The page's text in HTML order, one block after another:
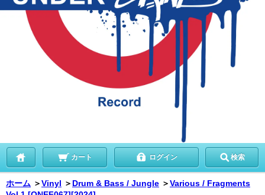
カート ログイン 検索
ホーム ＞Vinyl ＞ Drum & Bass / Jungle ＞Various / Fragments